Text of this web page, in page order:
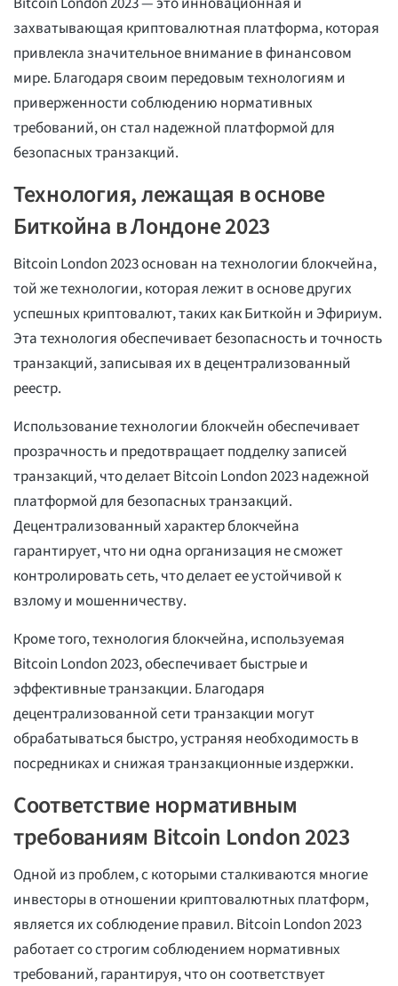
захватывающая криптовалютная платформа, которая
привлекла значительное внимание в финансовом
мире. Благодаря своим передовым технологиям и
приверженности соблюдению нормативных
требований, он стал надежной платформой для
безопасных транзакций.
Технология, лежащая в основе
Биткойна в Лондоне 2023
Bitcoin London 2023 основан на технологии блокчейна,
той же технологии, которая лежит в основе других
успешных криптовалют, таких как Биткойн и Эфириум.
Эта технология обеспечивает безопасность и точность
транзакций, записывая их в децентрализованный
реестр.
Использование технологии блокчейн обеспечивает
прозрачность и предотвращает подделку записей
транзакций, что делает Bitcoin London 2023 надежной
платформой для безопасных транзакций.
Децентрализованный характер блокчейна
гарантирует, что ни одна организация не сможет
контролировать сеть, что делает ее устойчивой к
взлому и мошенничеству.
Кроме того, технология блокчейна, используемая
Bitcoin London 2023, обеспечивает быстрые и
эффективные транзакции. Благодаря
децентрализованной сети транзакции могут
обрабатываться быстро, устраняя необходимость в
посредниках и снижая транзакционные издержки.
Соответствие нормативным
требованиям Bitcoin London 2023
Одной из проблем, с которыми сталкиваются многие
инвесторы в отношении криптовалютных платформ,
является их соблюдение правил. Bitcoin London 2023
работает со строгим соблюдением нормативных
требований, гарантируя, что он соответствует